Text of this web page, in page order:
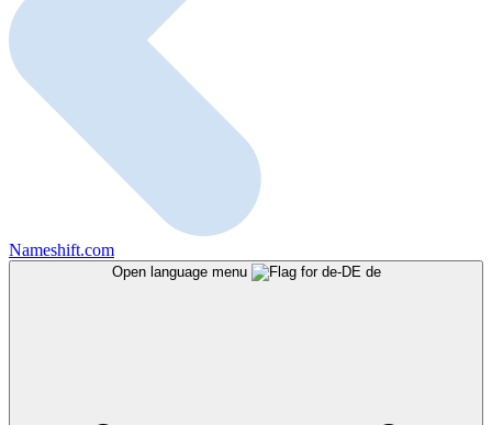
Nameshift.com
Open language menu de